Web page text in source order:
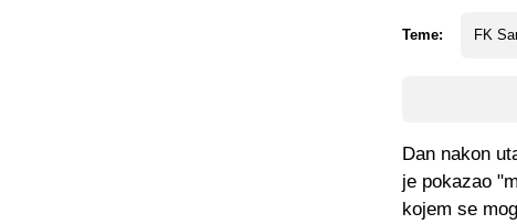
Teme: FK
Dan nakon
je pokazao
kojem se